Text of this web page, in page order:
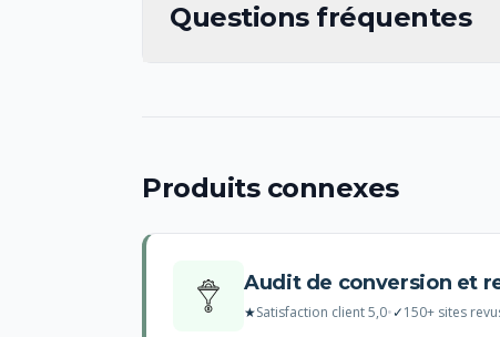
Questions fréquentes
Produits connexes
Audit de conversion et
★Satisfaction client 5,0•✓150+ sites